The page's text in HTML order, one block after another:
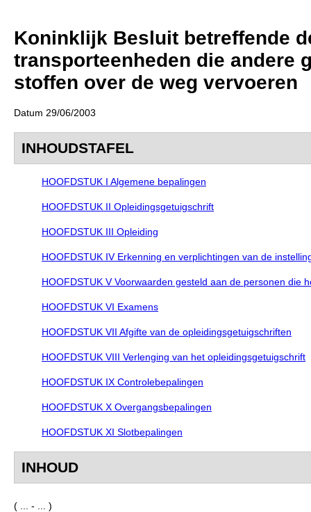
Koninklijk Besluit betreffende
transporteenheden die andere
stoffen over de weg vervoeren
Datum 29/06/2003
INHOUDSTAFEL
HOOFDSTUK I Algemene bepalingen
HOOFDSTUK II Opleidingsgetuigschrift
HOOFDSTUK III Opleiding
HOOFDSTUK IV Erkenning en verplichtingen van de
HOOFDSTUK V Voorwaarden gesteld aan de personen die
HOOFDSTUK VI Examens
HOOFDSTUK VII Afgifte van de opleidingsgetuigschriften
HOOFDSTUK VIII Verlenging van het opleidingsgetuigschrift
HOOFDSTUK IX Controlebepalingen
HOOFDSTUK X Overgangsbepalingen
HOOFDSTUK XI Slotbepalingen
INHOUD
( ... - ... )